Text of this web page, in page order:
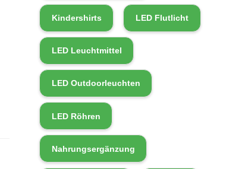
Kindershirts LED Flutlicht
LED Leuchtmittel
LED Outdoorleuchten
LED Röhren
Nahrungsergänzung